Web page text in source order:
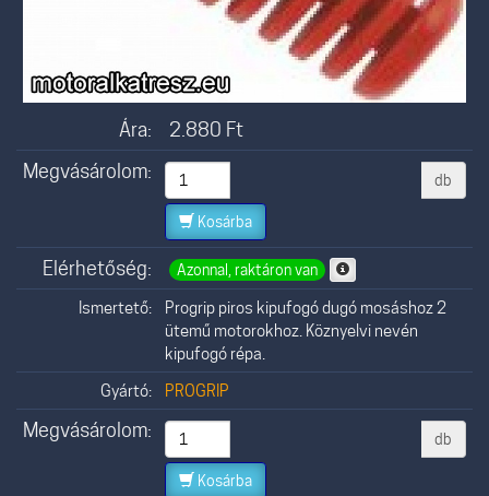
Ára: 2.880 Ft
Megvásárolom:
db
Kosárba
Elérhetőség: Azonnal, raktáron van
Ismertető:
Progrip piros kipufogó dugó mosáshoz 2
ütemű motorokhoz. Köznyelvi nevén
kipufogó répa.
Gyártó:
PROGRIP
Megvásárolom: db
Kosárba